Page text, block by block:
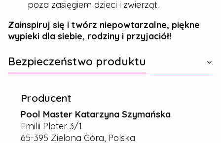
poza zasięgiem dzieci i zwierząt.
Zainspiruj się i twórz niepowtarzalne, piękne
wypieki dla siebie, rodziny i przyjaciół!
Bezpieczeństwo produktu
Producent
Pool Master Katarzyna Szymańska
Emilii Plater 3/1
65-395 Zielona Góra, Polska